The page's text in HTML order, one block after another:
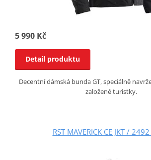
5 990 Kč
Detail produktu
Decentní dámská bunda GT, speciálně
založené turistky.
RST MAVERICK CE JKT /